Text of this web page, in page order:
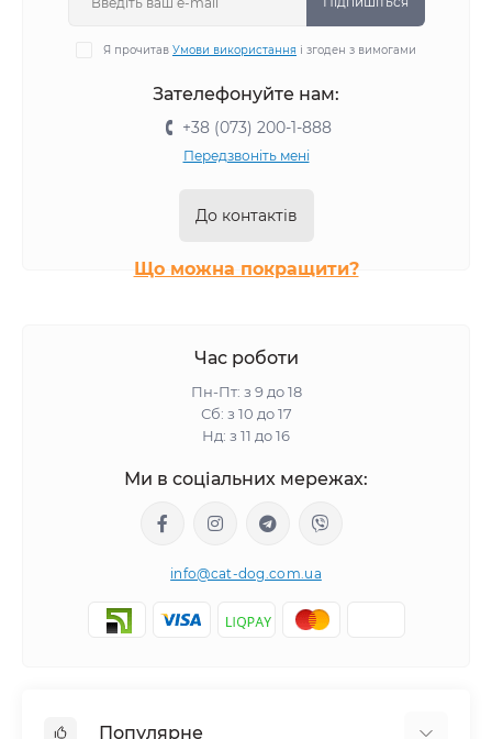
Я прочитав Умови використання і згоден з вимогами
Зателефонуйте нам:
+38 (073) 200-1-888
Передзвоніть мені
До контактів
Що можна покращити?
Час роботи
Пн-Пт: з 9 до 18
Сб: з 10 до 17
Нд: з 11 до 16
Ми в соціальних мережах:
info@cat-dog.com.ua
Популярне